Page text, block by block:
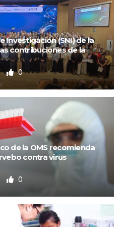
Investigación (SNI) de la
contribuciones de la
0
de la OMS recomienda
contra virus
0